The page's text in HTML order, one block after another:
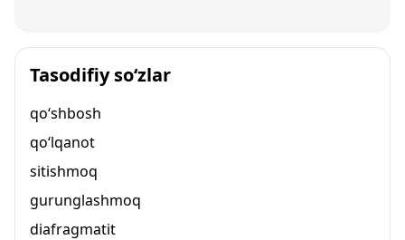
Tasodifiy so‘zlar
qo‘shbosh
qo‘lqanot
sitishmoq
gurunglashmoq
diafragmatit